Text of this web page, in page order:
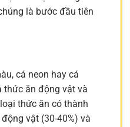
là bước đầu tiên
cá neon hay cá
thức ăn động vật và
thức ăn có thành
vật (30-40%) và